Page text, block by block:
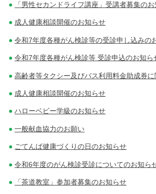
「男性セカンドライフ講座」受講者募集の
成人健康相談開催のお知らせ
令和7年度各種がん検診等の受診申し込みの
令和7年度各種がん検診等 受診申込のお知ら
高齢者等タクシー及びバス利用料金助成券
成人健康相談開催のお知らせ
ハローベビー学級のお知らせ
一般献血協力のお願い
ごてんば健康づくりの日のお知らせ
令和6年度のがん検診受診についてのお知ら
「茶道教室」参加者募集のお知らせ